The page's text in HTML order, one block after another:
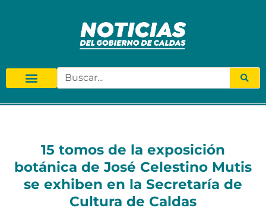
15 tomos de la exposición
botánica de José Celestino Mutis
se exhiben en la Secretaría de
Cultura de Caldas